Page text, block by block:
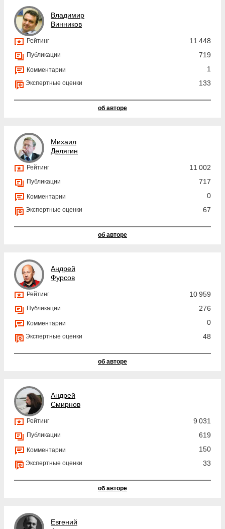
Владимир
Винников
Рейтинг 11 448
Публикации 719
Комментарии 1
Экспертные оценки 133
об авторе
Михаил
Делягин
Рейтинг 11 002
Публикации 717
Комментарии 0
Экспертные оценки 67
об авторе
Андрей
Фурсов
Рейтинг 10 959
Публикации 276
Комментарии 0
Экспертные оценки 48
об авторе
Андрей
Смирнов
Рейтинг 9 031
Публикации 619
Комментарии 150
Экспертные оценки 33
об авторе
Евгений